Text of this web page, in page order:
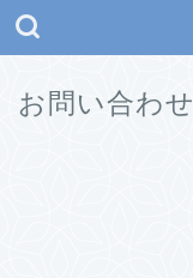
お問い合わせ